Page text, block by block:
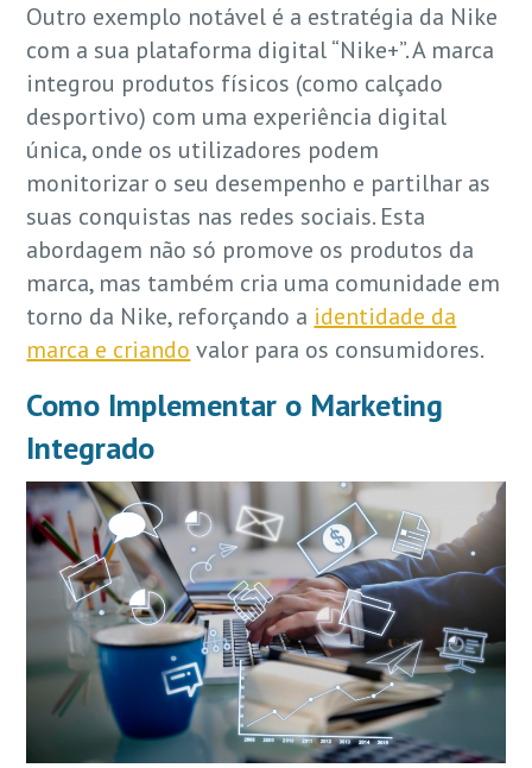
Outro exemplo notável é a estratégia da Nike
com a sua plataforma digital “Nike+”. A marca
integrou produtos físicos (como calçado
desportivo) com uma experiência digital
única, onde os utilizadores podem
monitorizar o seu desempenho e partilhar as
suas conquistas nas redes sociais. Esta
abordagem não só promove os produtos da
marca, mas também cria uma comunidade em
torno da Nike, reforçando a identidade da
marca e criando valor para os consumidores.
Como Implementar o Marketing
Integrado